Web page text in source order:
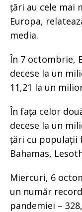
țări au cele mai
Europa,
media.
În 7 octombrie,
decese la un
11,21 la un
În fața celor
decese la un
țări cu populații
Bahamas,
Miercuri, 6
un număr
pandemiei –